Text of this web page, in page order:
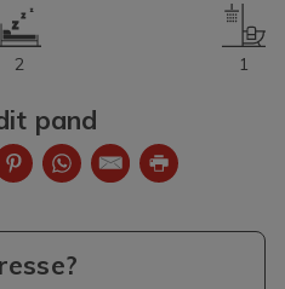
2 1
pand